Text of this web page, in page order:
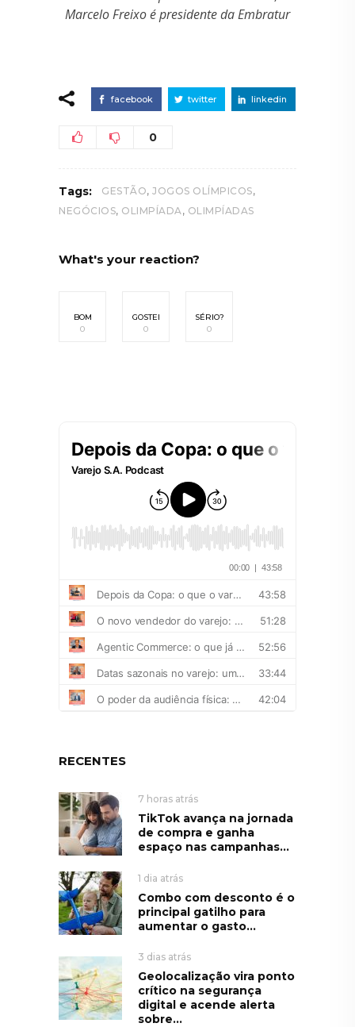
Marcelo Freixo é presidente da Embratur
facebook twitter linkedin
0
Tags: GESTÃO, JOGOS OLÍMPICOS,
NEGÓCIOS, OLIMPÍADA , OLIMPÍADAS
What's your reaction?
BOM
0
GOSTEI
0
SÉRIO?
0
RECENTES
7 horas atrás
TikTok avança na jornada
de compra e ganha
espaço nas campanhas...
1 dia atrás
Combo com desconto é o
principal gatilho para
aumentar o gasto...
3 dias atrás
Geolocalização vira ponto
crítico na segurança
digital e acende alerta
sobre...